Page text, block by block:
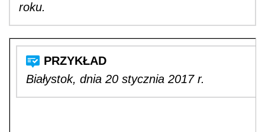
roku.
Białystok, dnia 20 stycznia 2017 r.